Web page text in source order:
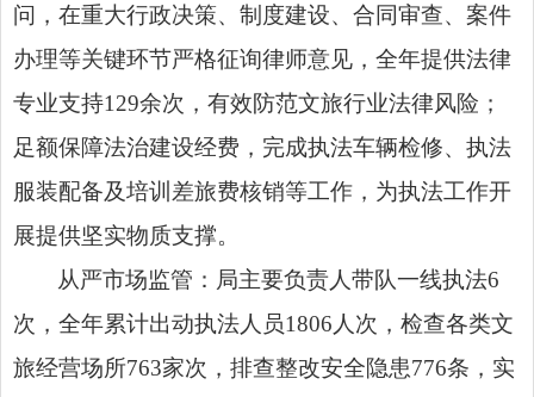
问，在重大行政决策、制度建设、合同审查、案件
办理等关键环节严格征询律师意见，全年提供法律
专业支持129余次，有效防范文旅行业法律风险；
足额保障法治建设经费，完成执法车辆检修、执法
服装配备及培训差旅费核销等工作，为执法工作开
展提供坚实物质支撑。
从严市场监管：局主要负责人带队一线执法6
次，全年累计出动执法人员1806人次，检查各类文
旅经营场所763家次，排查整改安全隐患776条，实